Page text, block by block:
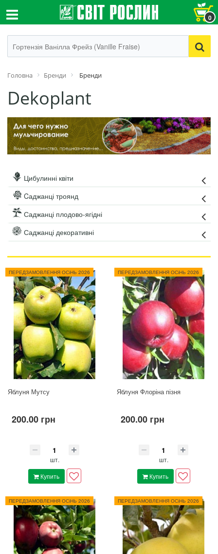
0
Головна Бренди Бренди
Dekoplant
Цибулинні квіти
Cаджанці троянд
Саджанці плодово-ягідні
Саджанці декоративні
ПЕРЕДЗАМОВЛЕННЯ ОСіНЬ 2026
Яблуня Мутсу
200.00 грн
шт.
Купить
ПЕРЕДЗАМОВЛЕННЯ ОСіНЬ 2026
Яблуня Флоріна пізня
200.00 грн
шт.
Купить
ПЕРЕДЗАМОВЛЕННЯ ОСіНЬ 2026 ПЕРЕДЗАМОВЛЕННЯ ОСіНЬ 2026